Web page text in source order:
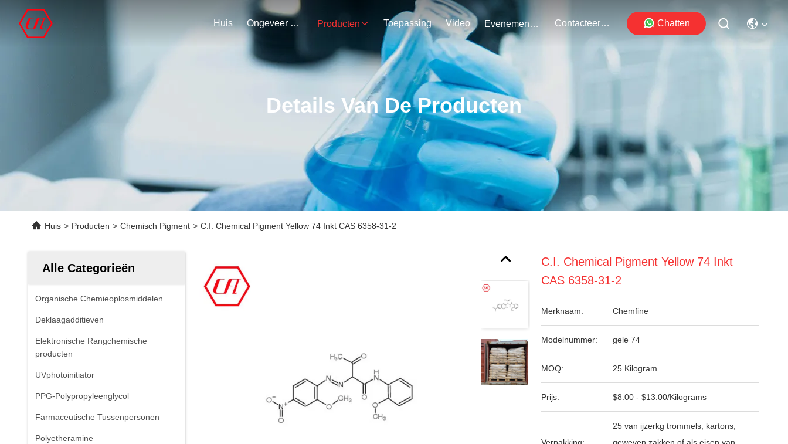
Huis Ongeveer Ons Producten Toepassing Video Evenementen Contacteer Ons Chatten
Details Van De Producten
Huis > Producten > Chemisch Pigment > C.I. Chemical Pigment Yellow 74 Inkt CAS 6358-31-2
Alle Categorieën
Organische Chemieoplosmiddelen
Deklaagadditieven
Elektronische Rangchemische
producten
UVphotoinitiator
PPG-Polypropyleenglycol
Farmaceutische Tussenpersonen
Polyetheramine
C.I. Chemical Pigment Yellow 74 Inkt
CAS 6358-31-2
Merknaam: Chemfine
Modelnummer: gele 74
MOQ: 25 Kilogram
Prijs: $8.00 - $13.00/Kilograms
25 van ijzerkg trommels, kartons,